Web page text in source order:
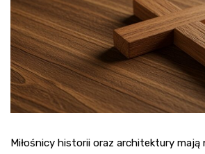
Miłośnicy historii oraz architektury